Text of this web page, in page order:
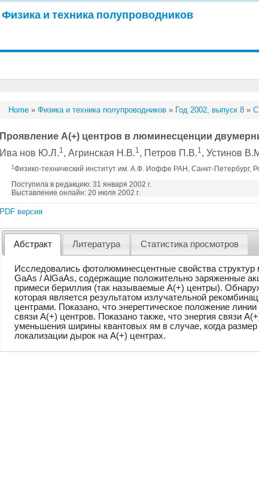
Физика и техника полупроводников
Home »Физика и техника полупроводников » Год 2002, выпуск 8 »
Проявление A(+) центров в люминесценции
Ива нов Ю.Л.1, Агринская Н.В.1, Петров П.В.1, Устинов
1Физико-технический институт им. А.Ф. Иоффе РАН, Санкт-Петербург,
Поступила в редакцию: 31 января 2002 г.
Выставление онлайн: 20 июля 2002 г.
PDF версия
Абстракт Литература Статистика просмотров
Исследовались фотолюминесцентные свойства
GaAs / AlGaAs, содержащие положительно заряженные
примеси бериллия (так называемые A(+) центры).
которая является результатом излучательной
центрами. Показано, что энерегтическое положение
связи A(+) центров. Показано также, что энергия связи
уменьшения ширины квантовых ям в случае, когда
локализации дырок на A(+) центрах.